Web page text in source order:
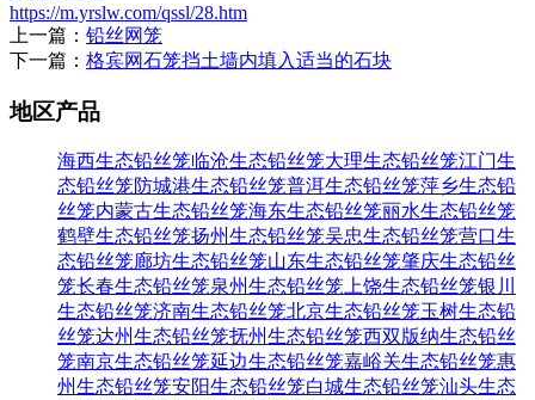
https://m.yrslw.com/qssl/28.htm
上一篇： 铅丝网笼
下一篇： 格宾网石笼挡土墙内填入适当的石块
地区产品
海西生态铅丝笼临沧生态铅丝笼大理生态铅丝笼江门生
态铅丝笼防城港生态铅丝笼普洱生态铅丝笼萍乡生态铅
丝笼内蒙古生态铅丝笼海东生态铅丝笼丽水生态铅丝笼
鹤壁生态铅丝笼扬州生态铅丝笼吴忠生态铅丝笼营口生
态铅丝笼廊坊生态铅丝笼山东生态铅丝笼肇庆生态铅丝
笼长春生态铅丝笼泉州生态铅丝笼 上饶生态铅丝笼银川
生态铅丝笼济南生态铅丝笼北京生态铅丝笼玉树生态铅
丝笼达州生态铅丝笼抚州生态铅丝笼西双版纳生态铅丝
笼南京生态铅丝笼延边生态铅丝笼嘉峪关生态铅丝笼惠
州生态铅丝笼安阳生态铅丝笼白城生态铅丝笼汕头生态